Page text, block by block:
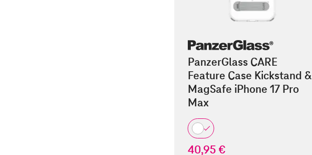
PanzerGlass CARE
Feature Case Kickstand &
MagSafe iPhone 17 Pro
Max
40,95 €